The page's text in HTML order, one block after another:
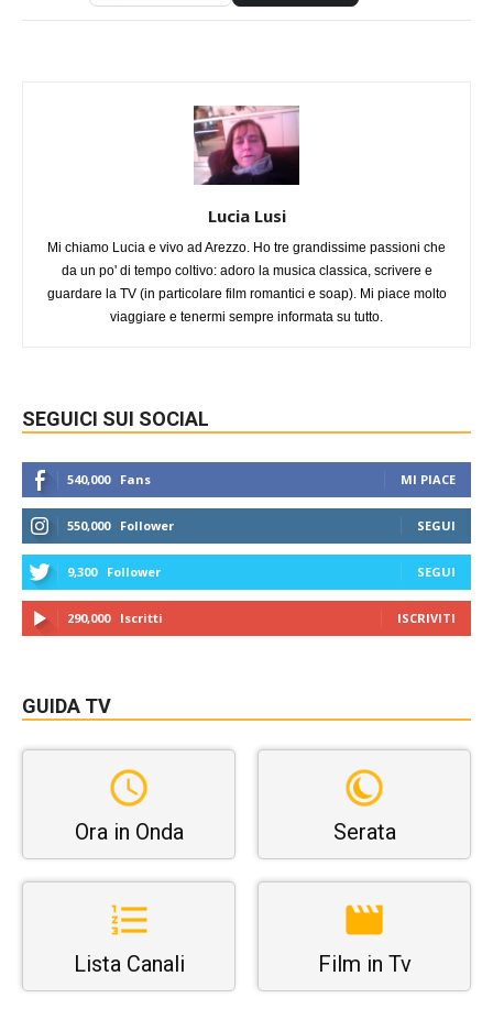
Lucia Lusi
Mi chiamo Lucia e vivo ad Arezzo. Ho tre grandissime passioni che
da un po' di tempo coltivo: adoro la musica classica, scrivere e
guardare la TV (in particolare film romantici e soap). Mi piace molto
viaggiare e tenermi sempre informata su tutto.
SEGUICI SUI SOCIAL
540,000 Fans MI PIACE
550,000 Follower SEGUI
9,300 Follower SEGUI
290,000 Iscritti ISCRIVITI
GUIDA TV
Ora in Onda Serata
Lista Canali Film in Tv